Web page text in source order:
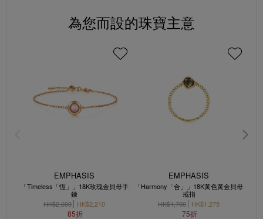
為您而設的珠寶主意
EMPHASIS
「Timeless「恆」」18K玫瑰金貝母手
鍊
HK$2,600
HK$2,210
85折
EMPHASIS
「Harmony「合」」18K黃色黃金貝母
戒指
HK$1,700
HK$1,275
75折